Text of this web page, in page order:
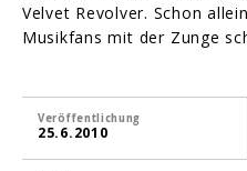
Velvet Revolver. Schon
Musikfans mit der Zunge
Veröffentlichung
25.6.2010